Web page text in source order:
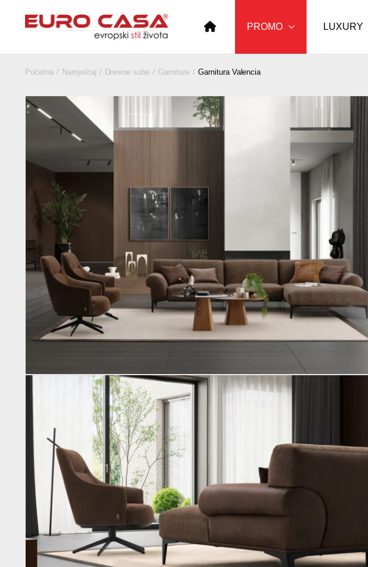
PROMO LUXURY
Početna Namještaj Dnevne sobe Garniture Garnitura Valencia